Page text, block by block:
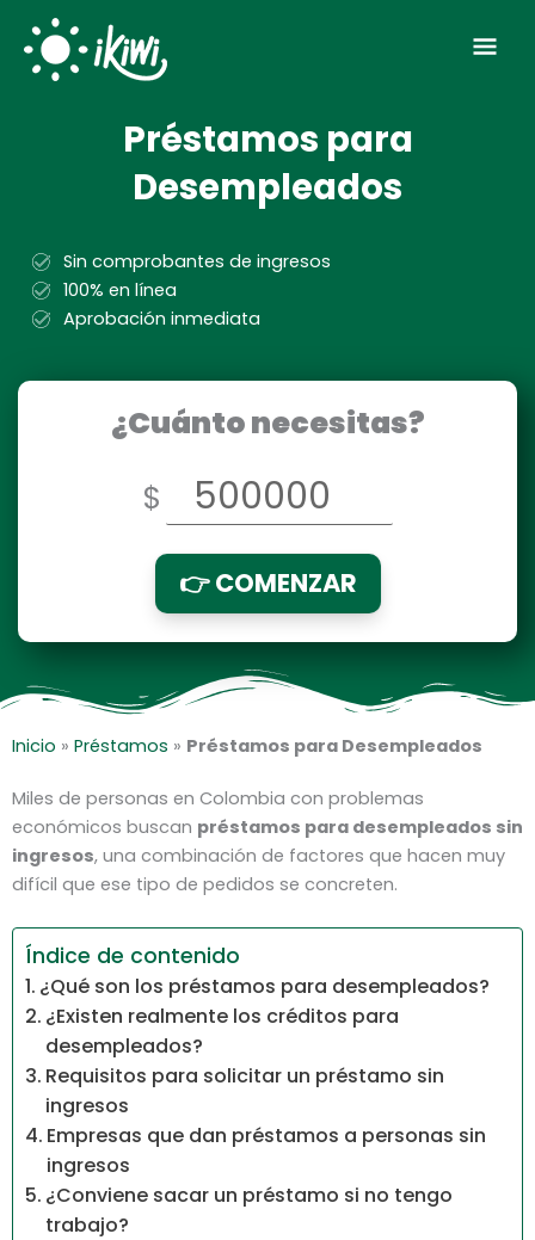
contenido
Préstamos para
Desempleados
Sin comprobantes de ingresos
100% en línea
Aprobación inmediata
¿Cuánto necesitas?
$
👉 COMENZAR
Inicio » Préstamos » Préstamos para Desempleados
Miles de personas en Colombia con problemas
económicos buscan préstamos para desempleados sin
ingresos, una combinación de factores que hacen muy
difícil que ese tipo de pedidos se concreten.
Índice de contenido
¿Qué son los préstamos para desempleados?
¿Existen realmente los créditos para
desempleados?
Requisitos para solicitar un préstamo sin
ingresos
Empresas que dan préstamos a personas sin
ingresos
¿Conviene sacar un préstamo si no tengo
trabajo?